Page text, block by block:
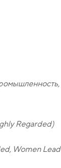
Regarded)
Women